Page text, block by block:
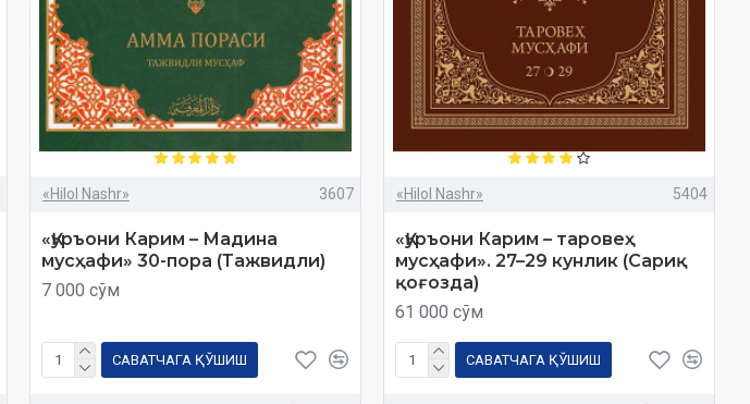
«Hilol Nashr» 3607
«Қуръони Карим – Мадина
мусҳафи» 30-пора (Тажвидли)
7 000 сўм
САВАТЧАГА ҚЎШИШ
«Hilol Nashr» 5404
«Қуръони Карим – таровеҳ
мусҳафи». 27–29 кунлик (Сариқ
қоғозда)
61 000 сўм
САВАТЧАГА ҚЎШИШ